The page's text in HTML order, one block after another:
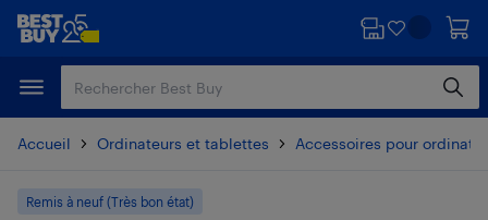
Passer
principal
Passer
Accueil Ordinateurs et tablettes Accessoires pour
Remis à neuf (Très bon état)